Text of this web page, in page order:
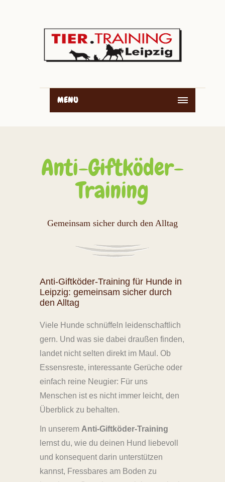
MENU
Anti-Giftköder-
Training
Gemeinsam sicher durch den Alltag
Anti-Giftköder-Training für Hunde in
Leipzig: gemeinsam sicher durch
den Alltag
Viele Hunde schnüffeln leidenschaftlich
gern. Und was sie dabei draußen finden,
landet nicht selten direkt im Maul. Ob
Essensreste, interessante Gerüche oder
einfach reine Neugier: Für uns
Menschen ist es nicht immer leicht, den
Überblick zu behalten.
In unserem Anti-Giftköder-Training
lernst du, wie du deinen Hund liebevoll
und konsequent darin unterstützen
kannst, Fressbares am Boden zu